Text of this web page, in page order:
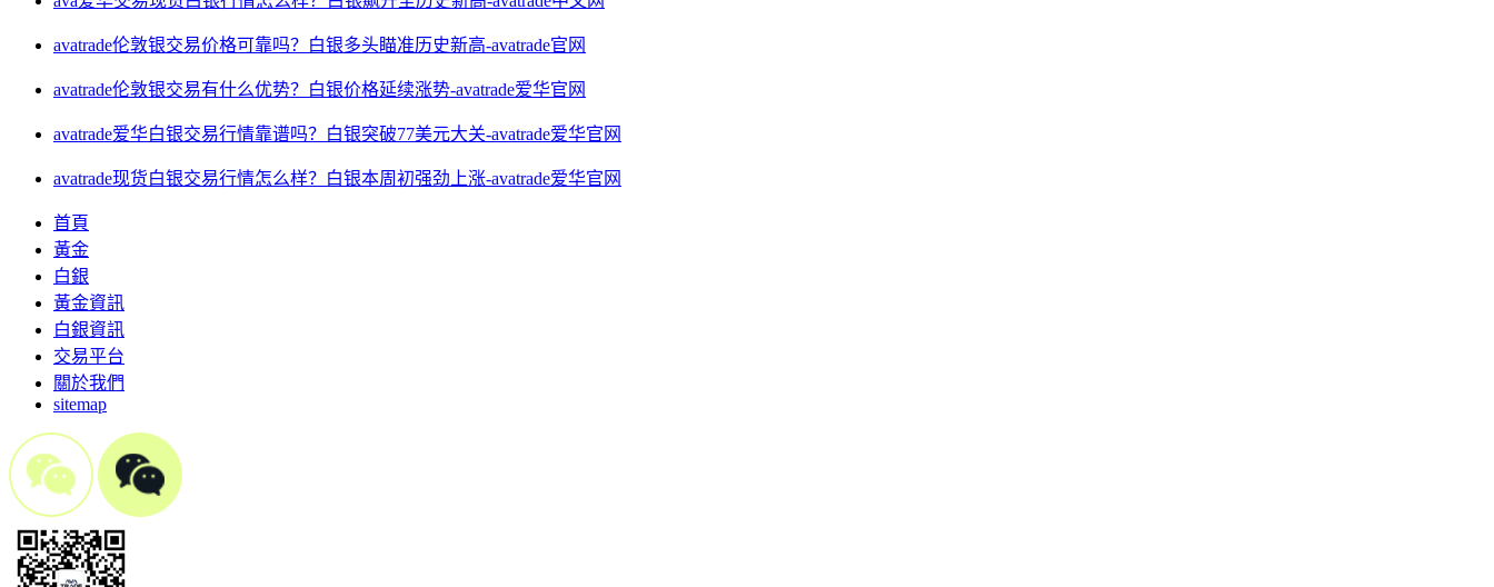
avatrade伦敦银交易价格可靠吗？白银多头瞄准历史新高-avatrade官网
avatrade伦敦银交易有什么优势？白银价格延续涨势-avatrade爱华官网
avatrade爱华白银交易行情靠谱吗？白银突破77美元大关-avatrade爱华官网
avatrade现货白银交易行情怎么样？白银本周初强劲上涨-avatrade爱华官网
首頁
黃金
白銀
黃金資訊
白銀資訊
交易平台
關於我們
sitemap